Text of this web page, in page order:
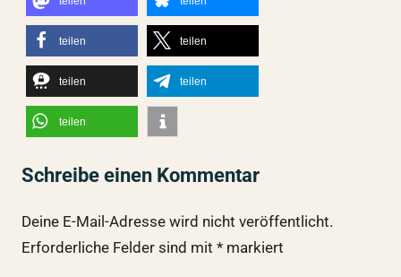
teilen teilen
teilen teilen
teilen
Schreibe einen Kommentar
Deine E-Mail-Adresse wird nicht veröffentlicht.
Erforderliche Felder sind mit *markiert